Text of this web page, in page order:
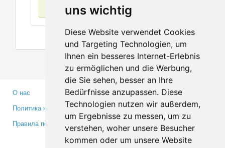
uns wichtig
Diese Website verwendet Cookies
und Targeting Technologien, um
Ihnen ein besseres Internet-Erlebnis
zu ermöglichen und die Werbung,
die Sie sehen, besser an Ihre
Bedürfnisse anzupassen. Diese
Technologien nutzen wir außerdem,
um Ergebnisse zu messen, um zu
verstehen, woher unsere Besucher
kommen oder um unsere Website
О нас
Политика конфиденциальности
Правила пользования
Партнерам
Инвесторам
Медиа